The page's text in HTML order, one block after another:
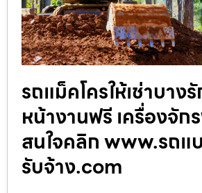
รถแม็คโครให้เช่าบาง
หน้างานฟรี เครื่องจัก
สนใจคลิก www.รถแ
รับจ้าง.com